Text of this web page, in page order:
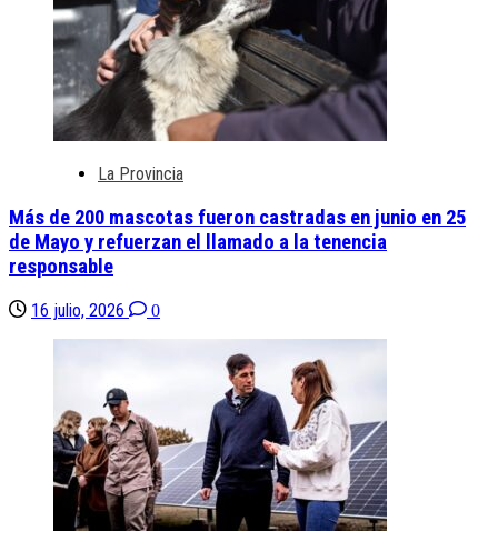
La Provincia
Más de 200 mascotas fueron castradas en junio en 25
de Mayo y refuerzan el llamado a la tenencia
responsable
16 julio, 2026 0